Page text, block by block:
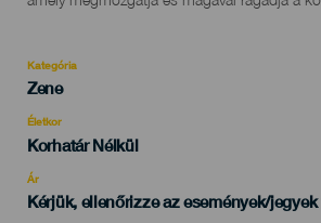
Kategória
Categoría
evento
Zene
Életkor
Edad
Korhatár Nélkül
Ár
Kérjük, ellenőrizze az események/